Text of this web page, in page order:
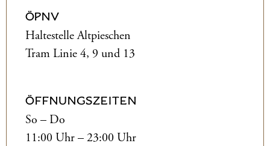
ÖPNV
Haltestelle Altpieschen
Tram Linie 4, 9 und 13
ÖFFNUNGSZEITEN
So – Do
11:00 Uhr – 23:00 Uhr